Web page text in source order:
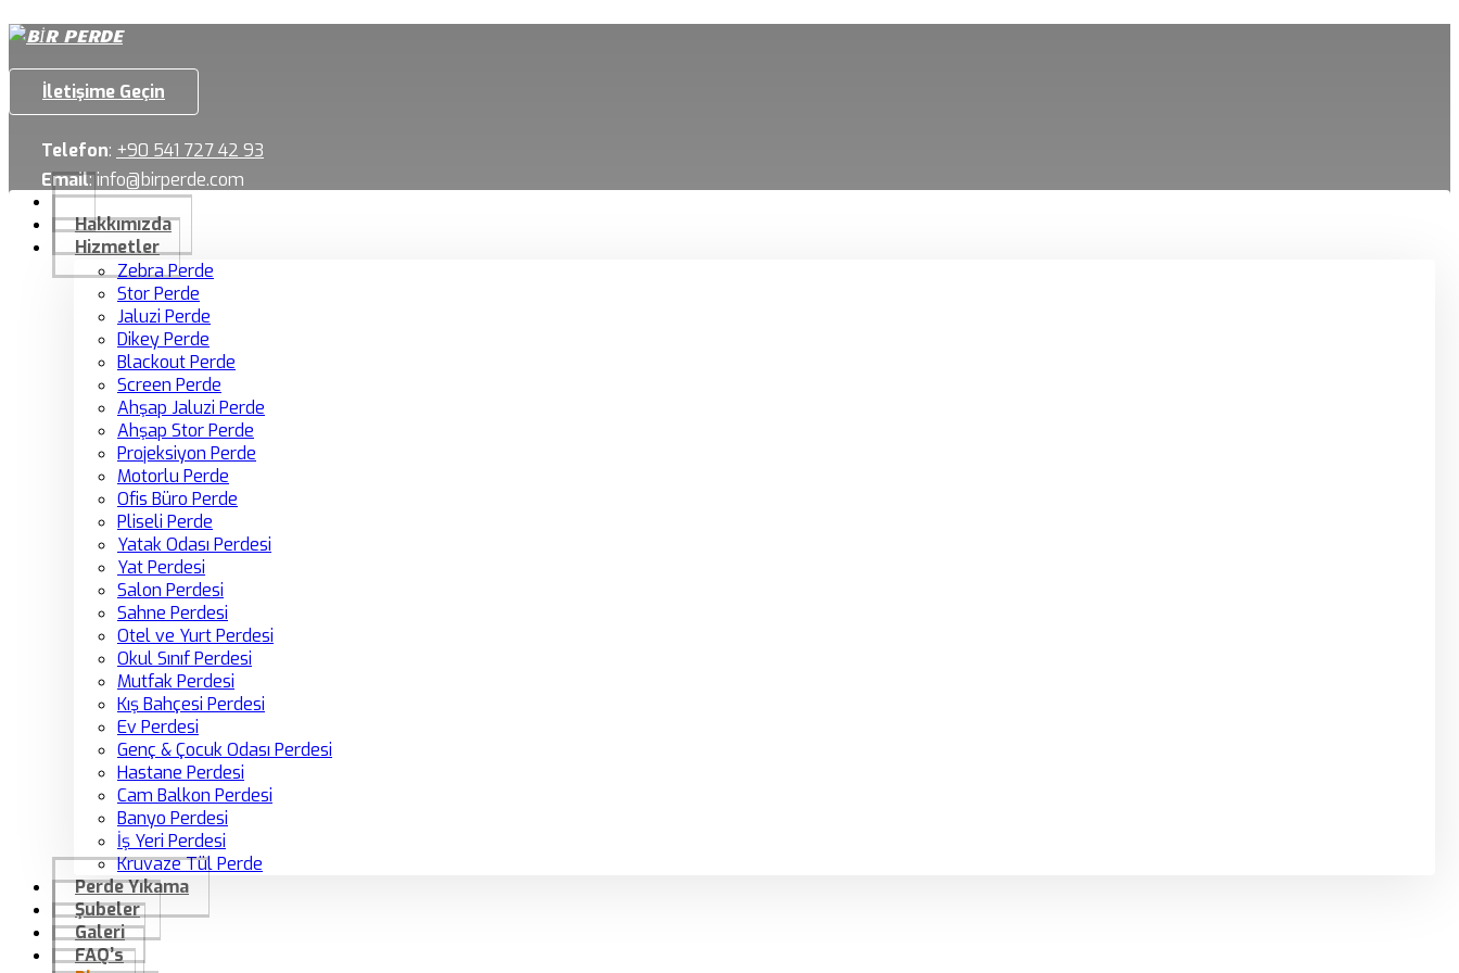
İletişime Geçin
Telefon: +90 541 727 42 93
Email:info@birperde.com
Hakkımızda
Hizmetler
Zebra Perde
Stor Perde
Jaluzi Perde
Dikey Perde
Blackout Perde
Screen Perde
Ahşap Jaluzi Perde
Ahşap Stor Perde
Projeksiyon Perde
Motorlu Perde
Ofis Büro Perde
Pliseli Perde
Yatak Odası Perdesi
Yat Perdesi
Salon Perdesi
Sahne Perdesi
Otel ve Yurt Perdesi
Okul Sınıf Perdesi
Mutfak Perdesi
Kış Bahçesi Perdesi
Ev Perdesi
Genç & Çocuk Odası Perdesi
Hastane Perdesi
Cam Balkon Perdesi
Banyo Perdesi
İş Yeri Perdesi
Kruvaze Tül Perde
Perde Yıkama
Şubeler
Galeri
FAQ’s